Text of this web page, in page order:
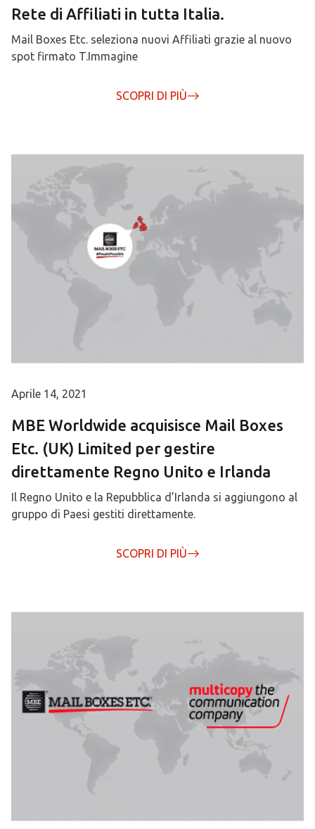
Rete di Affiliati in tutta Italia.
Mail Boxes Etc. seleziona nuovi Affiliati grazie al nuovo
spot firmato T.Immagine
SCOPRI DI PIÙ
Aprile 14, 2021
MBE Worldwide acquisisce Mail Boxes
Etc. (UK) Limited per gestire
direttamente Regno Unito e Irlanda
Il Regno Unito e la Repubblica d’Irlanda si aggiungono al
gruppo di Paesi gestiti direttamente.
SCOPRI DI PIÙ